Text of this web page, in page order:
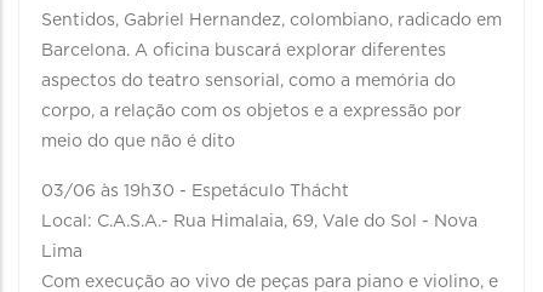
Sentidos, Gabriel Hernandez, colombiano, radicado em
Barcelona. A oficina buscará explorar diferentes
aspectos do teatro sensorial, como a memória do
corpo, a relação com os objetos e a expressão por
meio do que não é dito
03/06 às 19h30 - Espetáculo Thácht
Local: C.A.S.A.- Rua Himalaia, 69, Vale do Sol - Nova
Lima
Com execução ao vivo de peças para piano e violino, e